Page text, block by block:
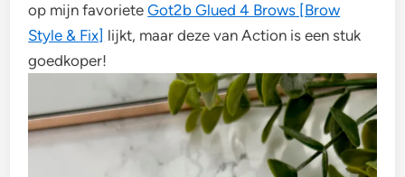
op mijn favorieteGot2b Glued 4 Brows [Brow
Style & Fix] lijkt, maar deze van Action is een stuk
goedkoper!